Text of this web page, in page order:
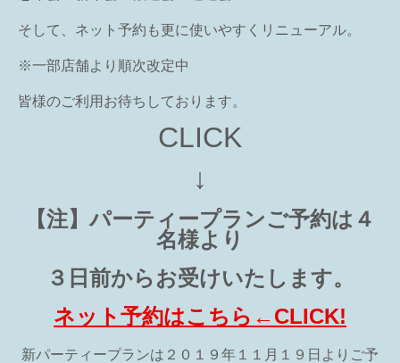
そして、ネット予約も更に使いやすくリニューアル。
※一部店舗より順次改定中
皆様のご利用お待ちしております。
CLICK
↓
【注】パーティープランご予約は４
名様より
３日前からお受けいたします。
ネット予約はこちら←CLICK!
新パーティープランは２０１９年１１月１９日よりご予